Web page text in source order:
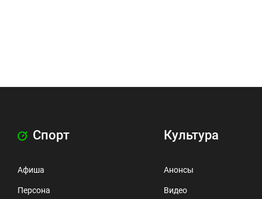
Спорт
Афиша
Персона
Культура
Анонсы
Видео